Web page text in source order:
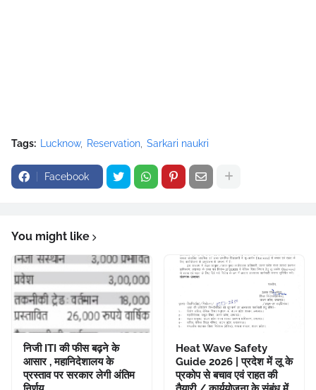
Tags: Lucknow Reservation Sarkari naukri
Facebook
You might like
निजी ITI की फीस बढ़ने के
आसार , महानिदेशालय के
प्रस्ताव पर सरकार लेगी अंतिम
Heat Wave Safety
Guide 2026 | प्रदेश में लू के
प्रकोप से बचाव एवं राहत की